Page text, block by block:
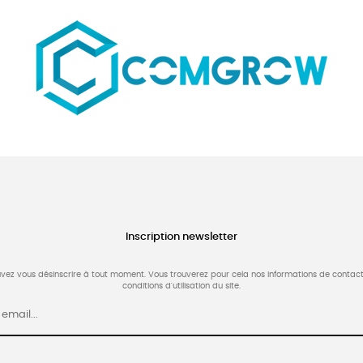
Inscription newsletter
vous désinscrire à tout moment. Vous trouverez pour cela nos informations de
conditions d'utilisation du site.